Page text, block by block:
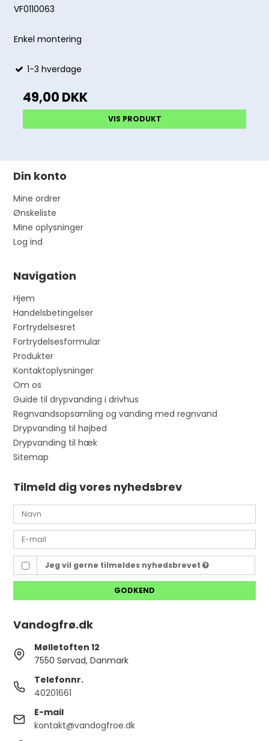
VF0110063
Enkel montering
1-3 hverdage
49,00 DKK
VIS PRODUKT
Din konto
Mine ordrer
Ønskeliste
Mine oplysninger
Log ind
Navigation
Hjem
Handelsbetingelser
Fortrydelsesret
Fortrydelsesformular
Produkter
Kontaktoplysninger
Om os
Guide til drypvanding i drivhus
Regnvandsopsamling og vanding med regnvand
Drypvanding til højbed
Drypvanding til hæk
Sitemap
Tilmeld dig vores nyhedsbrev
Jeg vil gerne tilmeldes nyhedsbrevet
GODKEND
Vandogfrø.dk
Mølletoften 12
7550 Sørvad, Danmark
Telefonnr.
40201661
E-mail
kontakt@vandogfroe.dk